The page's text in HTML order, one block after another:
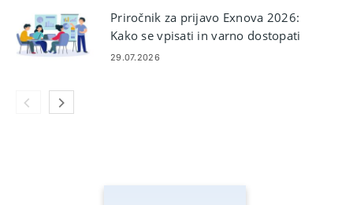
Priročnik za prijavo Exnova 2026:
Kako se vpisati in varno dostopati
do svojega računa
29.07.2026